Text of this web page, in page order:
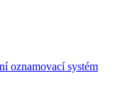
oznamovací systém